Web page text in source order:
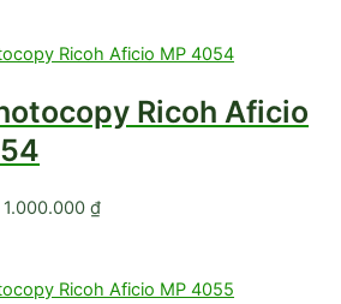
Ricoh Aficio
1.000.000₫